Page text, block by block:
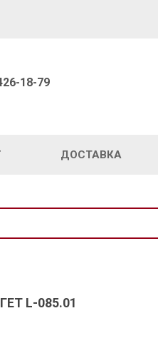
18-79
ДОСТАВКА
L-085.01